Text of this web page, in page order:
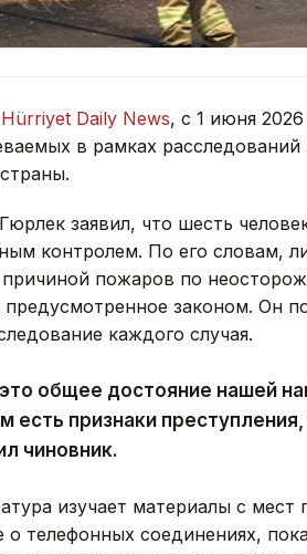
Hürriyet Daily News, с 1 июня
в рамках
заявил, что шесть
контролем. По его словам,
пожаров по
законом. Он
каждого случая.
общее достояние нашей
есть признаки
чиновник.
изучает материалы с мест
телефонных соединениях,